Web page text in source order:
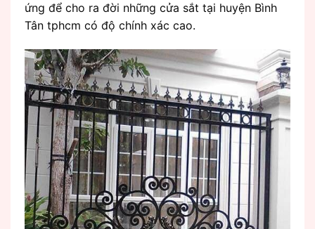
ứng để cho ra đời những cửa sắt tại huyện Bình
Tân tphcm có độ chính xác cao.